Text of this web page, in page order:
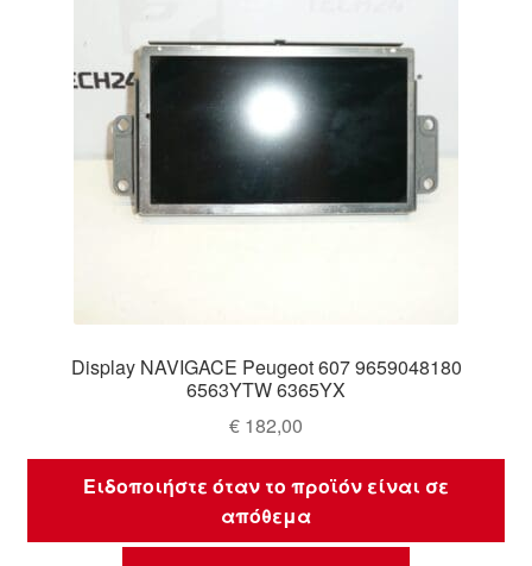
Display NAVIGACE Peugeot 607 9659048180
6563YTW 6365YX
€ 182,00
Ειδοποιήστε όταν το προϊόν είναι σε
απόθεμα